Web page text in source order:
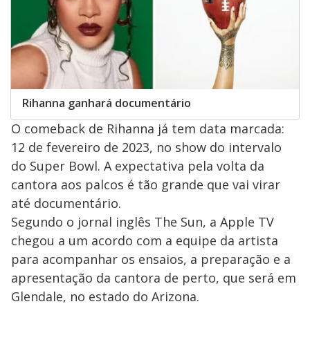
Rihanna ganhará documentário
O comeback de Rihanna já tem data marcada:
12 de fevereiro de 2023, no show do intervalo
do Super Bowl. A expectativa pela volta da
cantora aos palcos é tão grande que vai virar
até documentário.
Segundo o jornal inglês The Sun, a Apple TV
chegou a um acordo com a equipe da artista
para acompanhar os ensaios, a preparação e a
apresentação da cantora de perto, que será em
Glendale, no estado do Arizona.